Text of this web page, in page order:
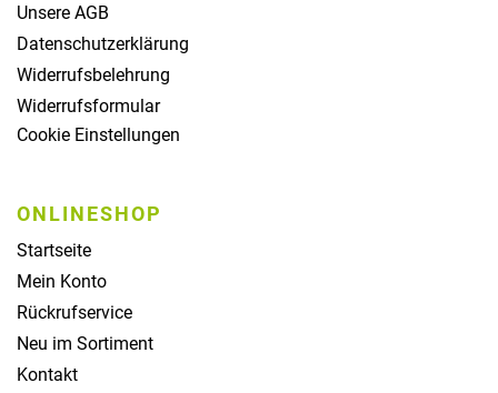
Unsere AGB
Datenschutzerklärung
Widerrufsbelehrung
Widerrufsformular
Cookie Einstellungen
ONLINESHOP
Startseite
Mein Konto
Rückrufservice
Neu im Sortiment
Kontakt